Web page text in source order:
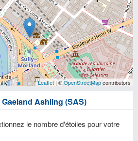
Leaflet| ©OpenStreetMapcontributors
Ashling (SAS)
le nombre d'étoiles pour votre